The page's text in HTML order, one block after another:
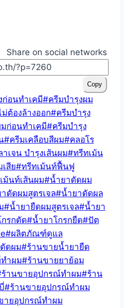
Share on social networks
Copy
ก่อนทำเคมี#ครีมบำรุงผม
ต้องล้างออก#ครีมบำรุง
ก่อนทำเคมี#ครีมบำรุง
#ครีมเคลือบสีผม#คลอโร
เจน บำรุงเส้นผม#ทรีทเม้น
สีย#ทรีทเม้นท์ฟื้นฟู
ม้นท์เส้นผม#น้ำยาดัดผม
ดัดผมสูตรเจล#น้ำยาดัดผล
#น้ำยายืดผมสูตรเจล#น้ำยา
รกดัด#น้ำยาโกรกยืด#ปัต
#ผลิตภัณฑ์ดูแล
ดผม#ร้านขายน้ำยายืด
าผม#ร้านขายยาย้อม
ร้านขายอุปกรณ์ทำผม#ร้าน
#ร้านขายอุปกรณ์ทำผม
ายอุปกรณ์ทำผม